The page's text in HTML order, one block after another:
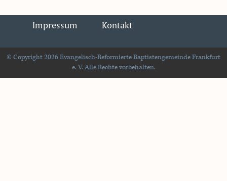
Impressum Kontakt
© Copyright 2026 Evangelisch-Reformierte Baptistengemeinde Frankfurt
e. V. Alle Rechte vorbehalten.